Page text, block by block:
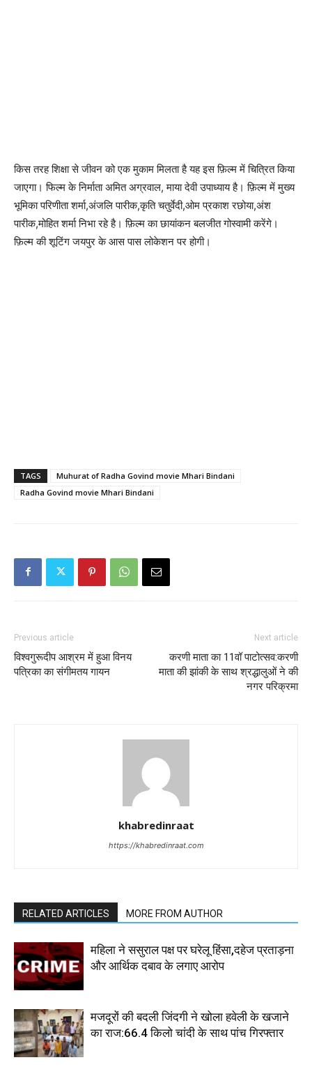
किस तरह शिक्षा से जीवन को एक मुकाम मिलता है यह इस फ़िल्म में चित्रित किया
जाएगा। फिल्म के निर्माता अमित अग्रवाल, माया देवी उपाध्याय है। फ़िल्म में मुख्य
भूमिका परिणीता शर्मा,अंजलि पारीक,कृति चतुर्वेदी,ओम प्रकाश रछोया,अंश
पारीक,मोहित शर्मा निभा रहे है। फ़िल्म का छायांकन बलजीत गोस्वामी करेंगे।
फ़िल्म की शूटिंग जयपुर के आस पास लोकेशन पर होगी।
TAGS
Muhurat of Radha Govind movie Mhari Bindani
Radha Govind movie Mhari Bindani
Previous article
विश्वगुरूदीप आश्रम में हुआ विनय
पत्रिका का संगीमतय गायन
Next article
करणी माता का 11वॉ पाटोत्सव:करणी
माता की झांकी के साथ श्रद्धालुओं ने की
नगर परिक्रमा
khabredinraat
https://khabredinraat.com
RELATED ARTICLES MORE FROM AUTHOR
महिला ने ससुराल पक्ष पर घरेलू हिंसा,दहेज प्रताड़ना
और आर्थिक दबाव के लगाए आरोप
मजदूरों की बदली जिंदगी ने खोला हवेली के खजाने
का राज:66.4 किलो चांदी के साथ पांच गिरफ्तार